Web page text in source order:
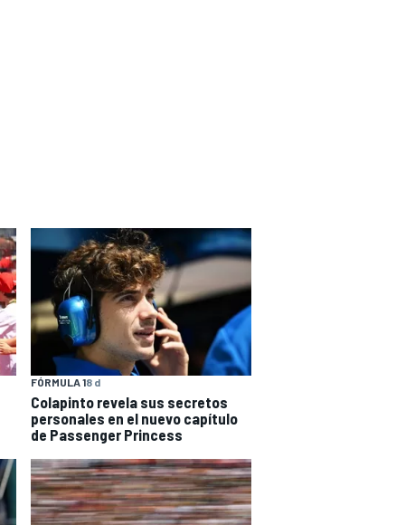
FÓRMULA 18 d
Colapinto revela sus secretos
personales en el nuevo capítulo
de Passenger Princess